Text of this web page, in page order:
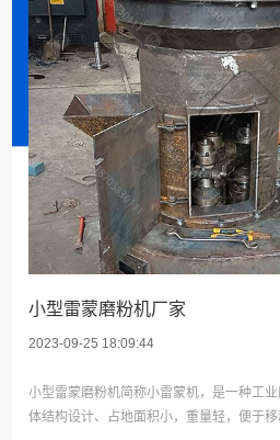
小型雷蒙磨粉机厂家
2023-09-25 18:09:44
小型雷蒙磨粉机简称小雷蒙机，是一种工
体结构设计、占地面积小，重量轻，便于
Q 磨粉机械行业面临的问题
A
现在，国内绝大多数磨粉机械
量、粗加工的低水平程度，还
Q 雷蒙磨粉机工作原理
匀、定量地送入MTM中速磨
Q
雷蒙磨设备价格的设定
A
客户在购买雷蒙磨时都会考
里面看出很多东西，不仅仅
分货，贵的就是好的，便宜
说，设备的价格在制定时遵
制造生产中需要花费人力物
含了制造设备的工人工资，还
Q 雷蒙磨粉机温度过高怎么办
A
雷蒙磨粉机是制粉行业中很
时间过后，老是会出现大大
才是关键。雷蒙磨粉机包括
等不同的温度过高现象，客
油的粘度和牌号是否符合要求